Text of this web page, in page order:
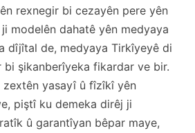
rexnegir bi cezayên pere yên
modelên dahatê yên medyaya
dîjîtal de, medyaya Tirkîyeyê di
bi şikanberîyeka fikardar ve bir.
zextên yasayî û fîzîkî yên
piştî ku demeka dirêj ji
û garantîyan bêpar maye,